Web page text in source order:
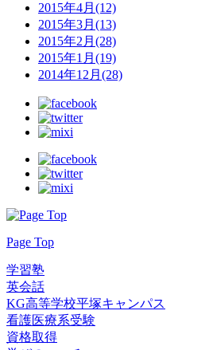
2015年4月(12)
2015年3月(13)
2015年2月(28)
2015年1月(19)
2014年12月(28)
Page Top
学習塾
英会話
KG高等学校平塚キャンパス
看護医療系受験
資格取得